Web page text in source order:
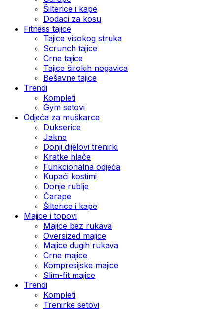
Šilterice i kape
Dodaci za kosu
Fitness tajice
Tajice visokog struka
Scrunch tajice
Crne tajice
Tajice širokih nogavica
Bešavne tajice
Trendi
Kompleti
Gym setovi
Odjeća za muškarce
Dukserice
Jakne
Donji dijelovi trenirki
Kratke hlače
Funkcionalna odjeća
Kupaći kostimi
Donje rublje
Čarape
Šilterice i kape
Majice i topovi
Majice bez rukava
Oversized majice
Majice dugih rukava
Crne majice
Kompresijske majice
Slim-fit majice
Trendi
Kompleti
Trenirke setovi